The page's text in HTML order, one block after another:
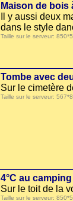
Maison de
Il y aussi deux
dans le style
Taille sur le serveur:
Tombe avec
Sur le cimetère
Taille sur le serveur:
4°C au
Sur le toit de la
Taille sur le serveur: